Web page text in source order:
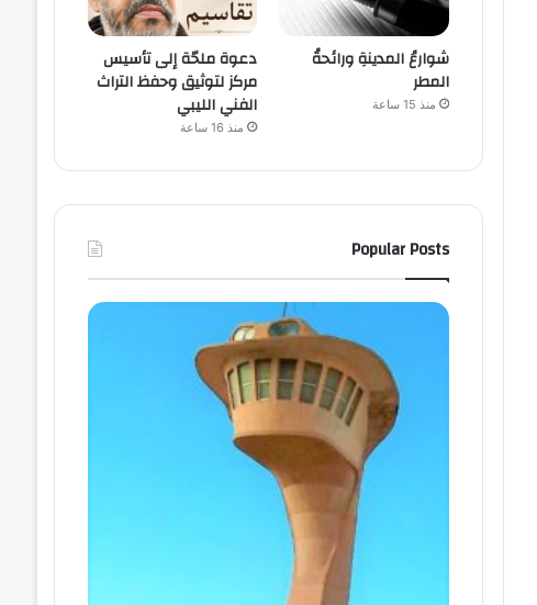
شوارعُ المدينةِ ورائحةُ
المطر
منذ 15 ساعة
دعوة ملحّة إلى تأسيس
مركز لتوثيق وحفظ التراث
الفني الليبي
منذ 16 ساعة
Popular Posts